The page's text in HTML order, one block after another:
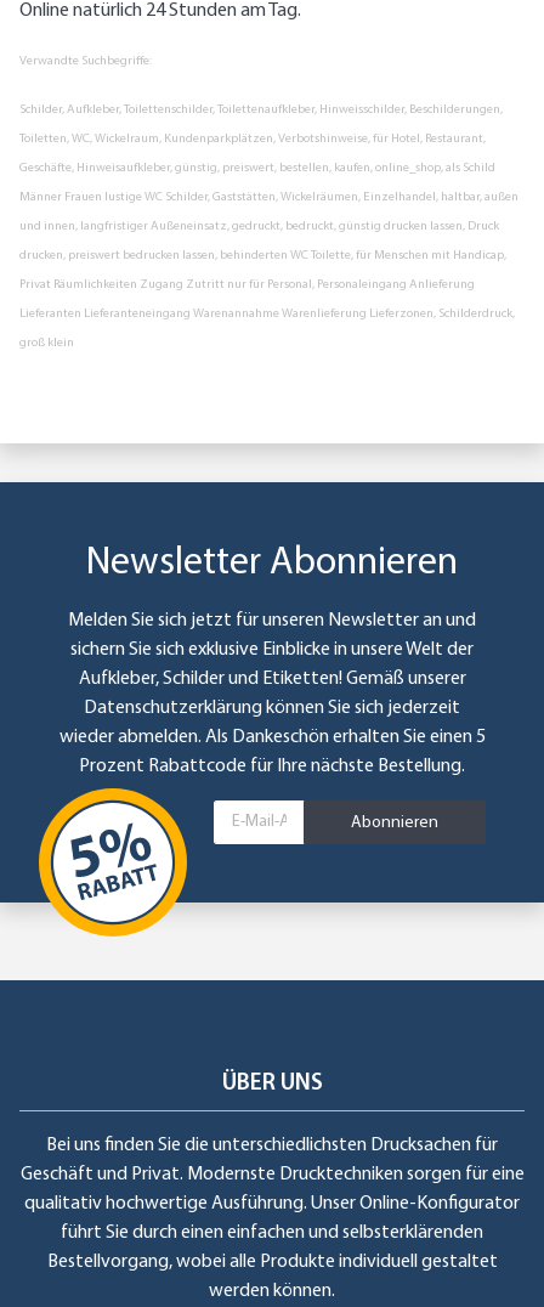
Online natürlich 24 Stunden am Tag.
Verwandte Suchbegriffe:
Schilder, Aufkleber, Toilettenschilder, Toilettenaufkleber, Hinweisschilder, Beschilderungen,
Toiletten, WC, Wickelraum, Kundenparkplätzen, Verbotshinweise, für Hotel, Restaurant,
Geschäfte, Hinweisaufkleber, günstig, preiswert, bestellen, kaufen, online_shop, als Schild
Männer Frauen lustige WC Schilder, Gaststätten, Wickelräumen, Einzelhandel, haltbar, außen
und innen, langfristiger Außeneinsatz, gedruckt, bedruckt, günstig drucken lassen, Druck
drucken, preiswert bedrucken lassen, behinderten WC Toilette, für Menschen mit Handicap,
Privat Räumlichkeiten Zugang Zutritt nur für Personal, Personaleingang Anlieferung
Lieferanten Lieferanteneingang Warenannahme Warenlieferung Lieferzonen, Schilderdruck,
groß klein
Newsletter Abonnieren
Melden Sie sich jetzt für unseren Newsletter an und
sichern Sie sich exklusive Einblicke in unsere Welt der
Aufkleber, Schilder und Etiketten! Gemäß unserer
Datenschutzerklärungkönnen Sie sich jederzeit
wieder abmelden. Als Dankeschön erhalten Sie einen 5
Prozent Rabattcode für Ihre nächste Bestellung.
Abonnieren
ÜBER UNS
Bei uns finden Sie die unterschiedlichsten Drucksachen für
Geschäft und Privat. Modernste Drucktechniken sorgen für eine
qualitativ hochwertige Ausführung. Unser Online-Konfigurator
führt Sie durch einen einfachen und selbsterklärenden
Bestellvorgang, wobei alle Produkte individuell gestaltet
werden können.